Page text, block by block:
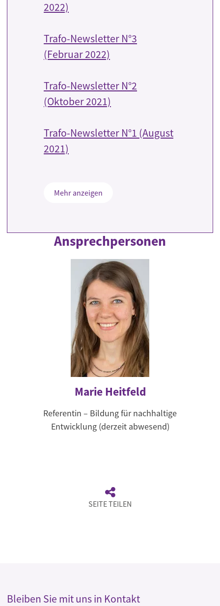
2022)
Trafo-Newsletter N°3
(Februar 2022)
Trafo-Newsletter N°2
(Oktober 2021)
Trafo-Newsletter N°1 (August
2021)
Mehr anzeigen
Ansprechpersonen
Marie Heitfeld
Referentin – Bildung für nachhaltige
Entwicklung (derzeit abwesend)
SEITE TEILEN
Bleiben Sie mit uns in Kontakt